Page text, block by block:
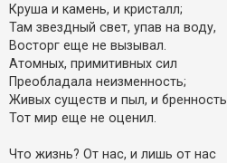
Круша и камень, и кристалл;
Там звездный свет, упав на воду,
Восторг еще не вызывал.
Атомных, примитивных сил
Преобладала неизменность;
Живых существ и пыл, и бренность
Тот мир еще не оценил.
Что жизнь? Oт нас, и лишь от нас